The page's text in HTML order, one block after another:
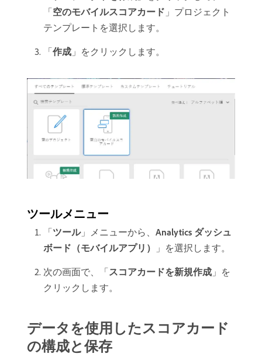
「空のモバイルスコアカード 」プロジェクト
テンプレートを選択します。
「作成 」をクリックします。
ツールメニュー
「ツール」メニューから、 Analytics ダッシュ
ボード（モバイルアプリ）
」を選択します。
次の画面で、「スコアカードを新規作成 」を
クリックします。
データを使用したスコアカード
の構成と保存